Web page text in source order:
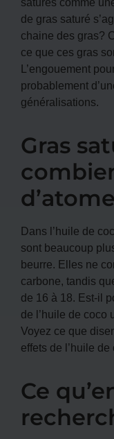
de gras saturé
chaine des gras?
ce que ces gras
L’engouement
probablement
généralisations.
Gras
Dans l’huile de
sont beaucoup
beurre. Elles ne
carbone, tandis
de 16 à 18. Est-il
de l’huile de coco
Voyez ce que
effets de l’huile de
Ce